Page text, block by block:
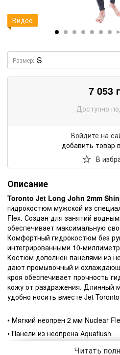
Видео
Размер:
7 053
Доступно
Войдите на
добавить товар
В
Описание
Toronto Jet Long John 2mm
гидрокостюм мужской из
Flex. Создан для занятий
обеспечивает максимальную
Комфортный гидрокостюм без
интегрированными 10-
Костюм дополнен панелями из
дают промывочный и
кроя обеспечивает прочность
кожу от раздражения. Длинный
удобно носить вместе Jet
• Мягкий неопрен 2 мм Nuclear
• Панели из неопрена Аquaflush
• 10-миллиметровые защиты
Читать